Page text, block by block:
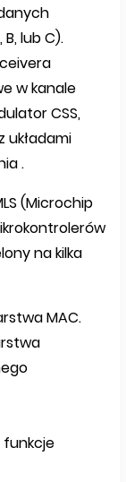
lub C).
w kanale
CSS,
układami
.
(Microchip
na kilka
MAC.
funkcje